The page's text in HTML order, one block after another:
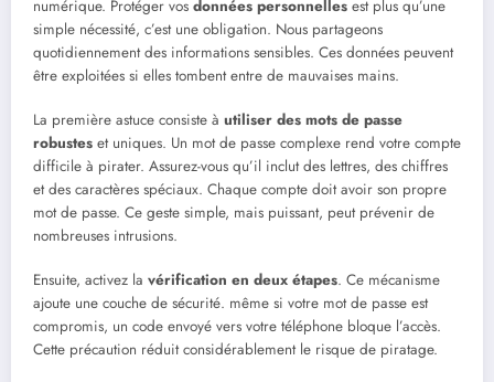
numérique. Protéger vos données personnelles est plus qu’une
simple nécessité, c’est une obligation. Nous partageons
quotidiennement des informations sensibles. Ces données peuvent
être exploitées si elles tombent entre de mauvaises mains.
La première astuce consiste à utiliser des mots de passe
robustes et uniques. Un mot de passe complexe rend votre compte
difficile à pirater. Assurez-vous qu’il inclut des lettres, des chiffres
et des caractères spéciaux. Chaque compte doit avoir son propre
mot de passe. Ce geste simple, mais puissant, peut prévenir de
nombreuses intrusions.
Ensuite, activez la vérification en deux étapes. Ce mécanisme
ajoute une couche de sécurité. même si votre mot de passe est
compromis, un code envoyé vers votre téléphone bloque l’accès.
Cette précaution réduit considérablement le risque de piratage.